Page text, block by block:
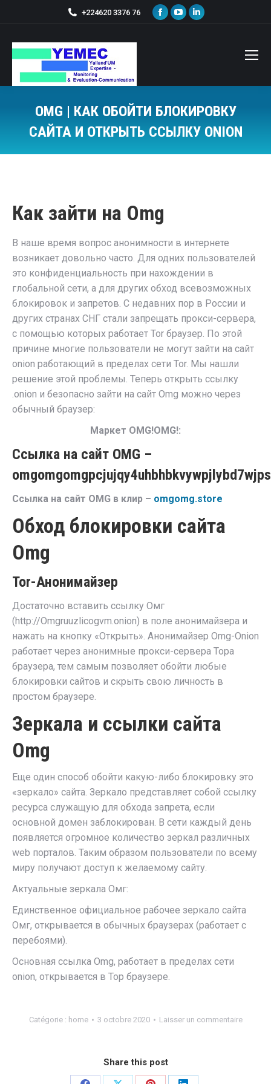
+224620 3376 76
OMG | КАК ОБОЙТИ БЛОКИРОВКУ
САЙТА И ОТКРЫТЬ ССЫЛКУ ONION
Как зайти на Omg
В наше время вопрос анонимности в интернете
возникает довольно часто. Для одних пользователей
это конфиденциальность при нахождении в
глобальной сети, а для других обход всевозможных
блокировок и запретов. С недавних пор в России и
других странах СНГ стали запрещать прокси-сервера,
с помощью которых работает Tor браузер. По этой
причине многие пользователи не могут зайти на сайт
onion работающий в пределах сети Tor. Мы нашли
решение этой проблемы. Теперь открыть ссылку
.onion и безопасно зайти на сайт Omg можно через
обычный браузер:
Маркет OMG!OMG!:
Ссылка на сайт OMG –
Ссылка на сайт OMG в клир – omgomg.store
Обход блокировки сайта
Omg
Tor-Анонимайзер
Достаточно вставить ссылку Омг
(http://Omgruuzlicogvm.onion) в поле анонимайзера и
нажать на кнопку «Открыть». Анонимайзер Omg-Onion
работает через анонимные прокси-сервера Тора
браузера, тем самым позволяет обойти любые
блокировки сайтов и скрыть свою личность в
простом браузере.
Зеркала и ссылки сайта
Omg
Еще один способ обойти какую-либо блокировку это
«зеркало» сайта. Зеркало представляет собой ссылку
ресурса служащую для обхода запрета, если
основной домен заблокирован. В сети каждый день
появляется огромное количество зеркал различных
web порталов. Таким образом пользователи по всему
миру получают доступ к желаемому сайту.
Актуальные зеркала Омг:
Единственное официальное рабочее зеркало сайта
Омг, открывается в обычных браузерах (работает с
перебоями).
Основная ссылка Omg, работает в пределах сети
onion, открывается в Тор браузере.
Catégorie : home 3 octobre 2020 Laisser un commentaire
Share this post